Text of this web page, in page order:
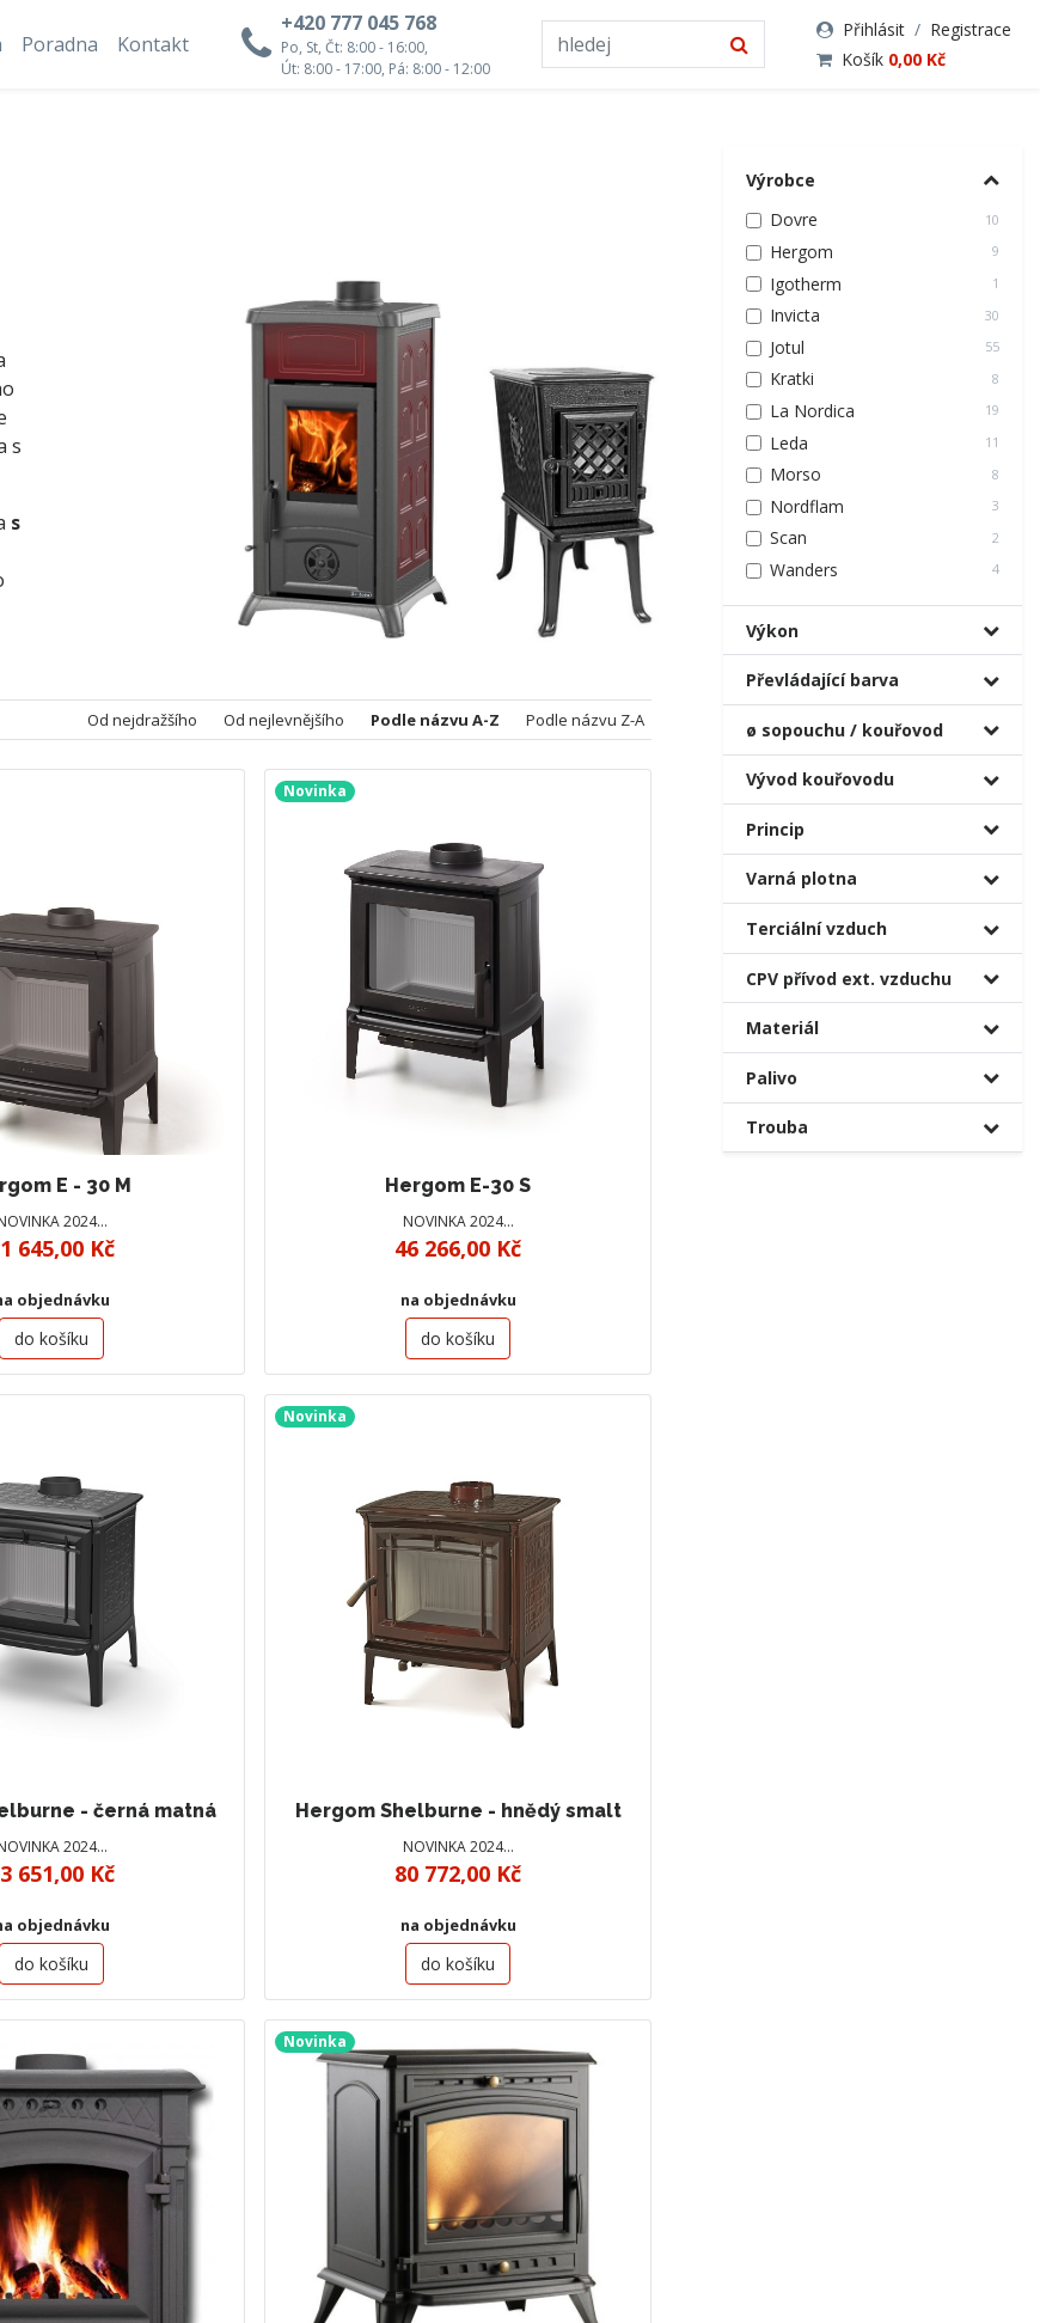
+420 777 045 768
Po, St, Čt: 8:00 - 16:00,
Út: 8:00 - 17:00, Pá: 8:00 - 12:00
Přihlásit / Registrace
Košík 0,00 Kč
Poradna Kontakt
s
s
Od nejdražšího Od nejlevnějšího Podle názvu A-Z Podle názvu Z-A
E - 30 M
2024…
645,00 Kč
objednávku
do košíku
Novinka
Hergom E-30 S
NOVINKA 2024…
46 266,00 Kč
na objednávku
do košíku
- černá matná
2024…
651,00 Kč
objednávku
do košíku
Novinka
Hergom Shelburne - hnědý smalt
NOVINKA 2024…
80 772,00 Kč
na objednávku
do košíku
Novinka
Výrobce
Dovre
10
Hergom 9
Igotherm 1
Invicta 30
Jotul 55
Kratki 8
La Nordica 19
Leda 11
Morso 8
Nordflam 3
Scan 2
Wanders 4
Výkon
Převládající barva
ø sopouchu / kouřovod
Vývod kouřovodu
Princip
Varná plotna
Terciální vzduch
CPV přívod ext. vzduchu
Materiál
Palivo
Trouba